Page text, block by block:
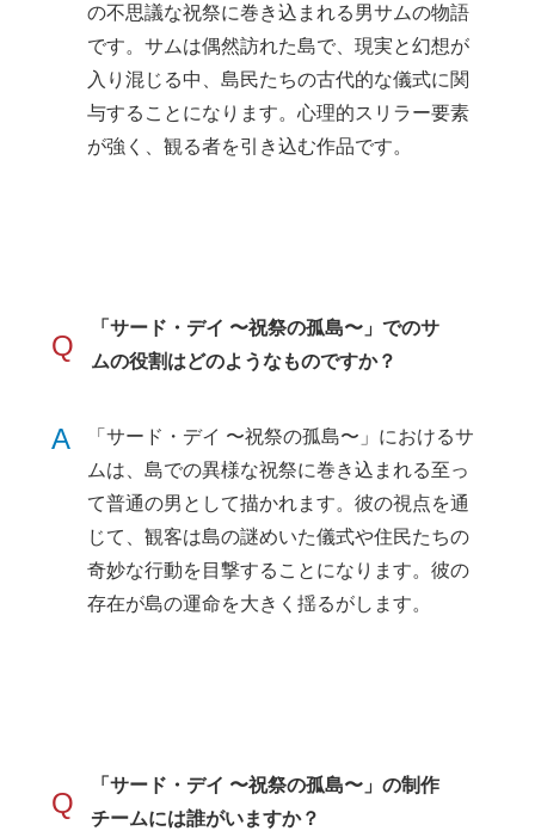
の不思議な祝祭に巻き込まれる男サムの物語
です。サムは偶然訪れた島で、現実と幻想が
入り混じる中、島民たちの古代的な儀式に関
与することになります。心理的スリラー要素
が強く、観る者を引き込む作品です。
Q
「サード・デイ 〜祝祭の孤島〜」でのサ
ムの役割はどのようなものですか？
A
「サード・デイ 〜祝祭の孤島〜」におけるサ
ムは、島での異様な祝祭に巻き込まれる至っ
て普通の男として描かれます。彼の視点を通
じて、観客は島の謎めいた儀式や住民たちの
奇妙な行動を目撃することになります。彼の
存在が島の運命を大きく揺るがします。
Q
「サード・デイ 〜祝祭の孤島〜」の制作
チームには誰がいますか？